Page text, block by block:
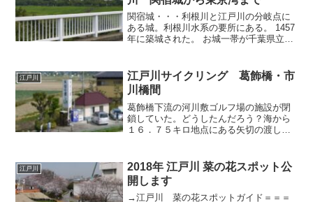
関宿城・・・利根川と江戸川の分岐点に
ある城。利根川水系の要所にある。 1457
年に築城された。 お城一帯が千葉県立関
今まで1日で関宿から東京湾まで行ったこ
とはありま...
江戸川
江戸川サイクリング 葛飾橋・市
川橋間
葛飾橋下流の河川敷ゴルフ場の施設が閉
鎖していた。どうしたんだろう？海から
１６．７５キロ地点にある矢切の渡しこ
５．２５キロ地点（里見公園のちょっと
上流）この辺りは絶景ポイン...
江戸川
2018年 江戸川 菜の花スポット公
開します
→江戸川 菜の花スポットガイド＝＝＝